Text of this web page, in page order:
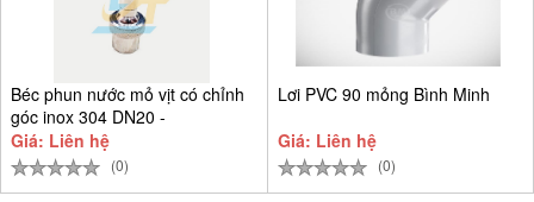
Béc phun nước mỏ vịt có chỉnh
góc inox 304 DN20 -
Giá: Liên hệ
(0)
Lơi PVC 90 mỏng Bình Minh
Giá: Liên hệ
(0)